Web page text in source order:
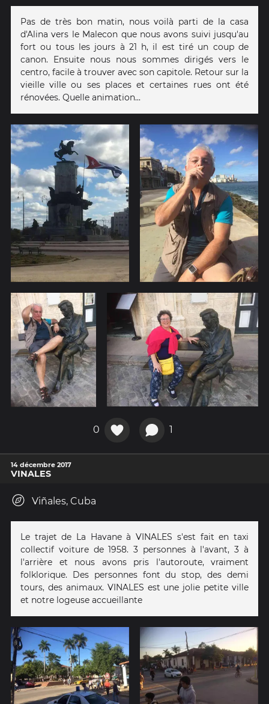
Pas de très bon matin, nous voilà parti de la casa
d'Alina vers le Malecon que nous avons suivi jusqu'au
fort ou tous les jours à 21 h, il est tiré un coup de
canon. Ensuite nous nous sommes dirigés vers le
centro, facile à trouver avec son capitole. Retour sur la
vieille ville ou ses places et certaines rues ont été
rénovées. Quelle animation...
0 1
14 décembre 2017
VINALES
Viñales, Cuba
Le trajet de La Havane à VINALES s'est fait en taxi
collectif voiture de 1958. 3 personnes à l'avant, 3 à
l'arrière et nous avons pris l'autoroute, vraiment
folklorique. Des personnes font du stop, des demi
tours, des animaux. VINALES est une jolie petite ville
et notre logeuse accueillante